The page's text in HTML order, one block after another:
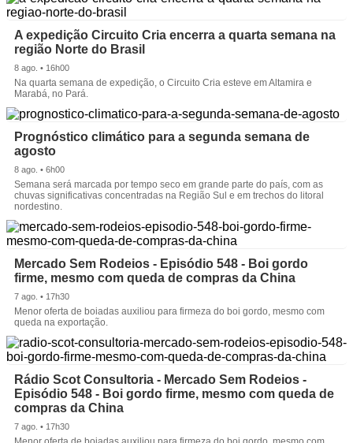
A expedição Circuito Cria encerra a quarta semana na
região Norte do Brasil
8 ago. • 16h00
Na quarta semana de expedição, o Circuito Cria esteve em Altamira e
Marabá, no Pará.
Prognóstico climático para a segunda semana de
agosto
8 ago. • 6h00
Semana será marcada por tempo seco em grande parte do país, com as
chuvas significativas concentradas na Região Sul e em trechos do litoral
nordestino.
Mercado Sem Rodeios - Episódio 548 - Boi gordo
firme, mesmo com queda de compras da China
7 ago. • 17h30
Menor oferta de boiadas auxiliou para firmeza do boi gordo, mesmo com
queda na exportação.
Rádio Scot Consultoria - Mercado Sem Rodeios -
Episódio 548 - Boi gordo firme, mesmo com queda de
compras da China
7 ago. • 17h30